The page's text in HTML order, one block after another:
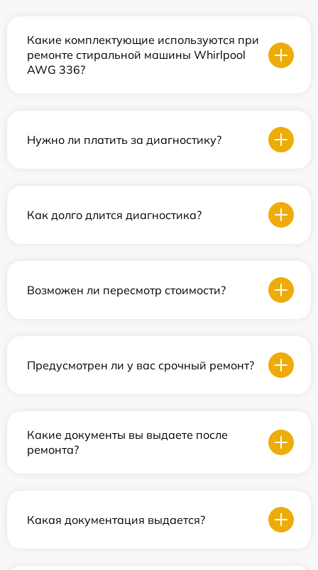
Какие комплектующие используются при
ремонте стиральной машины Whirlpool
AWG 336?
Нужно ли платить за диагностику?
Как долго длится диагностика?
Возможен ли пересмотр стоимости?
Предусмотрен ли у вас срочный ремонт?
Какие документы вы выдаете после
ремонта?
Какая документация выдается?